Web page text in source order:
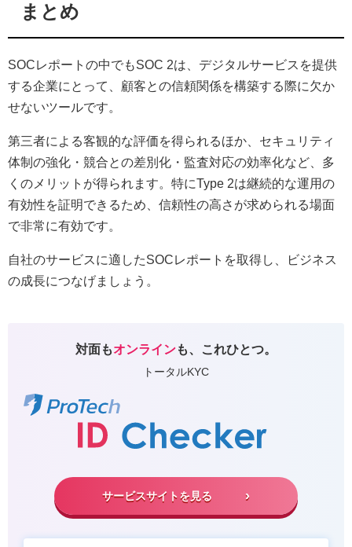
まとめ
SOCレポートの中でもSOC 2は、デジタルサービスを提供
する企業にとって、顧客との信頼関係を構築する際に欠か
せないツールです。
第三者による客観的な評価を得られるほか、セキュリティ
体制の強化・競合との差別化・監査対応の効率化など、多
くのメリットが得られます。特にType 2は継続的な運用の
有効性を証明できるため、信頼性の高さが求められる場面
で非常に有効です。
自社のサービスに適したSOCレポートを取得し、ビジネス
の成長につなげましょう。
対面もオンラインも、これひとつ。
トータルKYC
サービスサイトを見る